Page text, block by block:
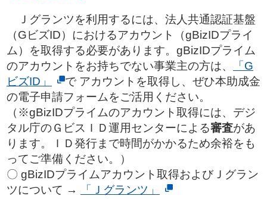
Ｊグランツを利用するには、法人共通認証基盤
（GビズID）におけるアカウント（gBizIDプライ
ム）を取得する必要があります。gBizIDプライム
のアカウントをお持ちでない事業主の方は、
「G
ビズID」
で アカウントを取得し、ぜひ本助成金
の電子申請フォームをご活用ください。
（※gBizIDプライムのアカウント取得には、デジ
タル庁のＧビスＩＤ運用センターによる審査があ
ります。ＩＤ発行まで時間がかかるため余裕をも
ってご準備ください。）
〇 gBizIDプライムアカウント取得およびＪグラン
ツについて →
「Ｊグランツ」